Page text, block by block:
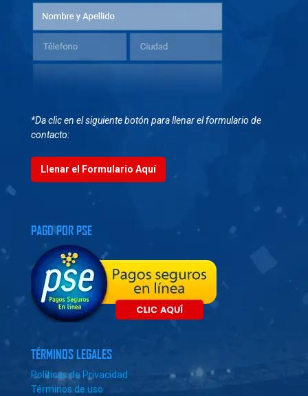
*Da clic en el siguiente botón para llenar el formulario de
contacto:
Llenar el Formulario Aquí
PAGO POR PSE
TÉRMINOS LEGALES
Políticas de Privacidad
Términos de uso